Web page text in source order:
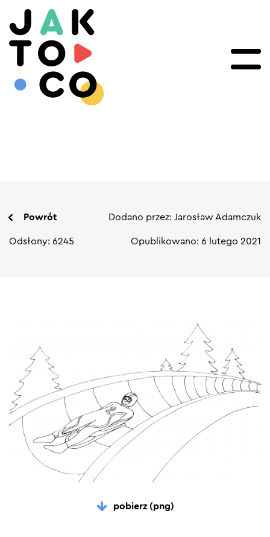
Powrót Dodano przez: Jarosław Adamczuk
Odsłony: 6245 Opublikowano: 6 lutego 2021
pobierz (png)